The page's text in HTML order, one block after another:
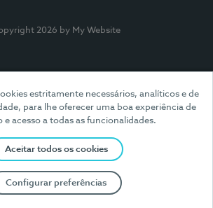
estritamente necessários, analíticos e de
para lhe oferecer uma boa experiência de
e acesso a todas as funcionalidades.
Aceitar todos os cookies
Configurar preferências
2026 by My Website